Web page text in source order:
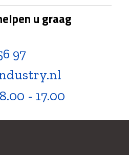
u graag
97
- 17.00